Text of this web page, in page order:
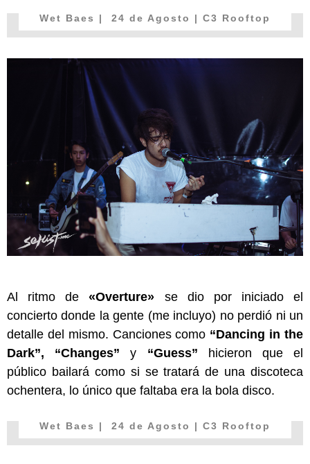
Wet Baes | 24 de Agosto | C3 Rooftop
Al ritmo de«Overture» se dio por iniciado el
concierto donde la gente (me incluyo) no perdió ni un
detalle del mismo. Canciones como “Dancing in the
Dark”, “Changes”y “Guess” hicieron que el
público bailará como si se tratará de una discoteca
ochentera, lo único que faltaba era la bola disco.
Wet Baes | 24 de Agosto | C3 Rooftop